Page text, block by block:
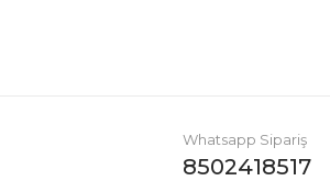
Whatsapp Sipariş
8502418517